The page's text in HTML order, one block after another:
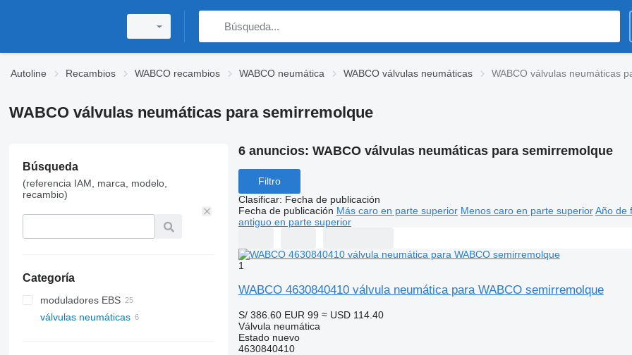
Autoline Recambios WABCO recambios WABCO neumática WABCO válvulas neumáticas WABCO válvulas neumáticas
WABCO válvulas neumáticas para semirremolque
Búsqueda
(referencia IAM, marca, modelo,
recambio)
Categoría
moduladores EBS
válvulas neumáticas
6 anuncios: WABCO válvulas neumáticas para semirremolque
Filtro
Clasificar: Fecha de publicación
Fecha de publicación Más caro en parte superior Menos caro en parte superior Año de
antiguo en parte superior
1
WABCO 4630840410 válvula neumática para WABCO semirremolque
S/ 386.60 EUR 99 ≈ USD 114.40
Válvula neumática
Estadonuevo
4630840410